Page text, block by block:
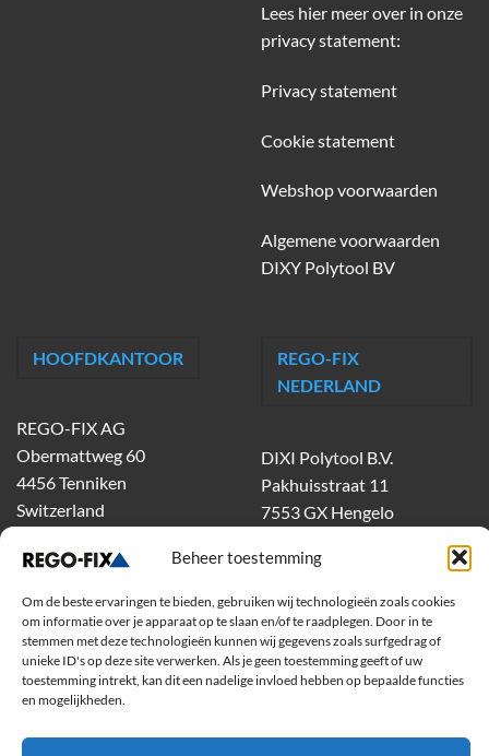
Beheer toestemming
Om de beste ervaringen te bieden, gebruiken wij technologieën zoals cookies
om informatie over je apparaat op te slaan en/of te raadplegen. Door in te
stemmen met deze technologieën kunnen wij gegevens zoals surfgedrag of
unieke ID's op deze site verwerken. Als je geen toestemming geeft of uw
toestemming intrekt, kan dit een nadelige invloed hebben op bepaalde functies
en mogelijkheden.
Lees hier meer over in onze
privacy statement:
Privacy statement
Cookie statement
Webshop voorwaarden
Algemene voorwaarden
DIXY Polytool BV
HOOFDKANTOOR
REGO-FIX AG
Obermattweg 60
4456 Tenniken
Switzerland
REGO-FIX
NEDERLAND
DIXI Polytool B.V.
Pakhuisstraat 11
7553 GX Hengelo
dixiholland@dixi.com
www.dixipolytool.com
Volg ons op Youtube
Volg ons op Linkedin